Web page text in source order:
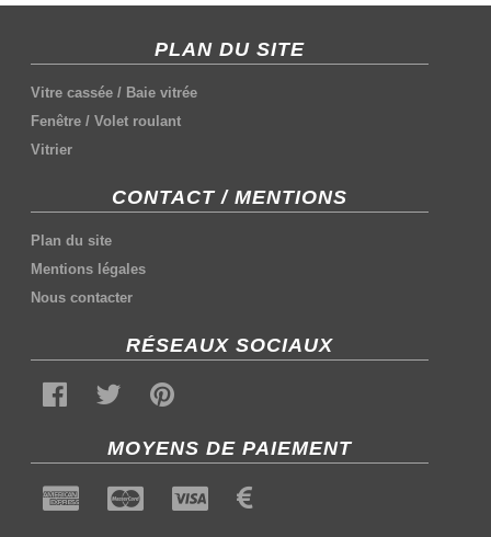
PLAN DU SITE
Vitre cassée / Baie vitrée
Fenêtre /Volet roulant
Vitrier
CONTACT / MENTIONS
Plan du site
Mentions légales
Nous contacter
RÉSEAUX SOCIAUX
MOYENS DE PAIEMENT